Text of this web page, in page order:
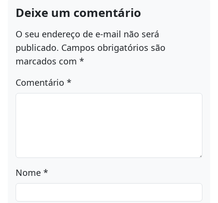
O seu endereço de e-mail não será
publicado. Campos obrigatórios são
Comentário*
Nome*